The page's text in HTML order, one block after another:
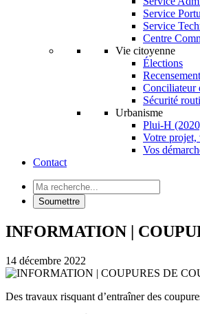
Service
Service
Centre
Vie citoyenne
Élections
Conciliateur
Sécurité
Urbanisme
Plui-H
Votre projet,
Vos
Contact
INFORMATION |
14 décembre 2022
Des travaux risquant d’entraîner des